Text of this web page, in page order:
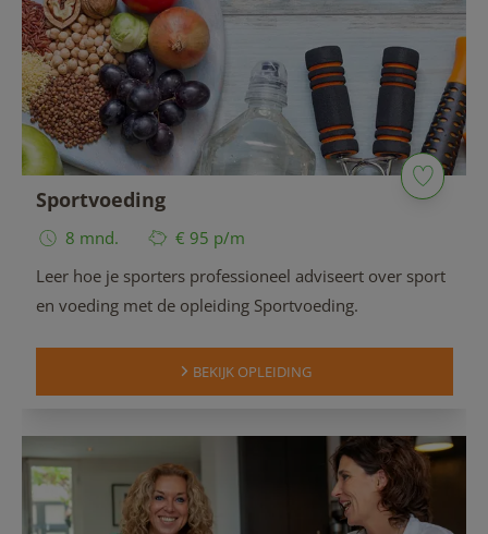
Sportvoeding
8 mnd.
€ 95 p/m
Leer hoe je sporters professioneel adviseert over sport
en voeding met de opleiding Sportvoeding.
BEKIJK OPLEIDING